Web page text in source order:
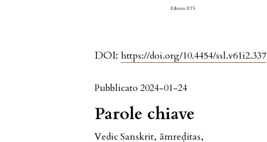
DOI:https://doi.org/10.4454/ssl.v61i2.337
Pubblicato 2024-01-24
Parole chiave
Vedic Sanskrit, āmreḍitas,